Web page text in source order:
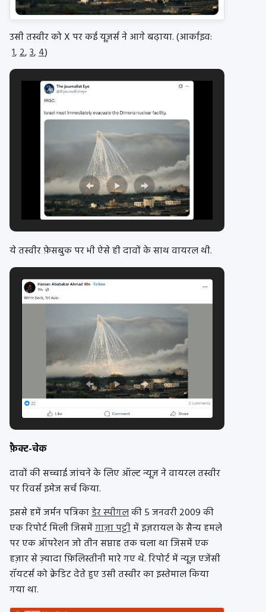
उसी तस्वीर को X पर कई यूज़र्स ने आगे बढ़ाया. (आर्काइव:
1,2,3,4)
ये तस्वीर फ़ेसबुक पर भी ऐसे ही दावों के साथ वायरल थी.
फ़ैक्ट-चेक
दावों की सच्चाई जांचने के लिए ऑल्ट न्यूज़ ने वायरल तस्वीर
पर रिवर्स इमेज सर्च किया.
इससे हमें जर्मन पत्रिकाडेर स्पीगलकी 5 जनवरी 2009 की
एक रिपोर्ट मिली जिसमेंग़ाज़ा पट्टीमें इज़रायल के सैन्य हमले
पर एक ऑपरेशन जो तीन सप्ताह तक चला था जिसमें एक
हज़ार से ज़्यादा फ़िलिस्तीनी मारे गए थे. रिपोर्ट में न्यूज़ एजेंसी
रॉयटर्स को क्रेडिट देते हुए उसी तस्वीर का इस्तेमाल किया
गया था.